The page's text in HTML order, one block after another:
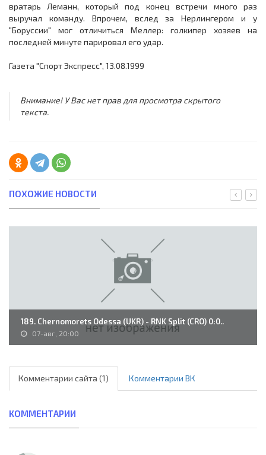
вратарь Леманн, который под конец встречи много раз
выручал команду. Впрочем, вслед за Нерлингером и у
"Боруссии" мог отличиться Меллер: голкипер хозяев на
последней минуте парировал его удар.
Газета "Спорт Экспресс", 13.08.1999
Внимание! У Вас нет прав для просмотра скрытого
текста.
ПОХОЖИЕ НОВОСТИ
189. Chernomorets Odessa (UKR) - RNK Split (CRO) 0:0..
07-авг, 20:00
Комментарии сайта (1) Комментарии ВК
КОММЕНТАРИИ